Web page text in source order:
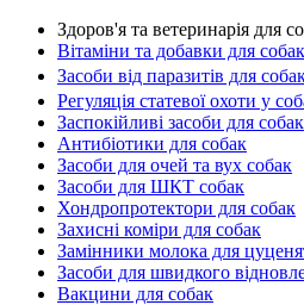
Здоров'я та ветеринарія для
Вітаміни та добавки для собак
Засоби від паразитів для
Регуляція статевої охоти у
Заспокійливі засоби для собак
Антибіотики для собак
Засоби для очей та вух собак
Засоби для ШКТ собак
Хондропротектори для собак
Захисні коміри для собак
Замінники молока для
Засоби для швидкого
Вакцини для собак